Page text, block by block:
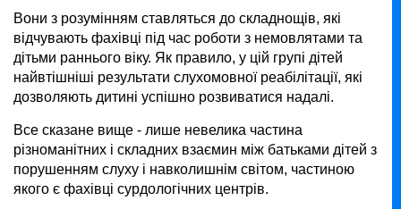
Вони з розумінням ставляться до складнощів, які
відчувають фахівці під час роботи з немовлятами та
дітьми раннього віку. Як правило, у цій групі дітей
найвтішніші результати слухомовної реабілітації, які
дозволяють дитині успішно розвиватися надалі.
Все сказане вище - лише невелика частина
різноманітних і складних взаємин між батьками дітей з
порушенням слуху і навколишнім світом, частиною
якого є фахівці сурдологічних центрів.